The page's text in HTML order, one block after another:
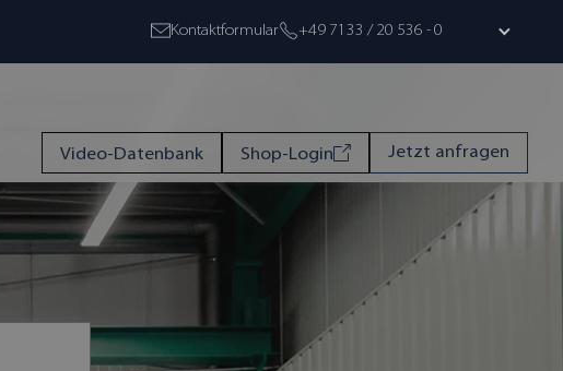
Kontaktformular +49 7133 / 20 536 - 0
Video-Datenbank Shop-Login Jetzt anfragen